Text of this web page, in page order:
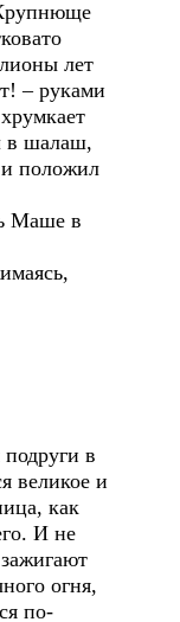
лет
– руками
в шалаш,
положил
Маше в
в
великое и
как
И не
огня,
по-